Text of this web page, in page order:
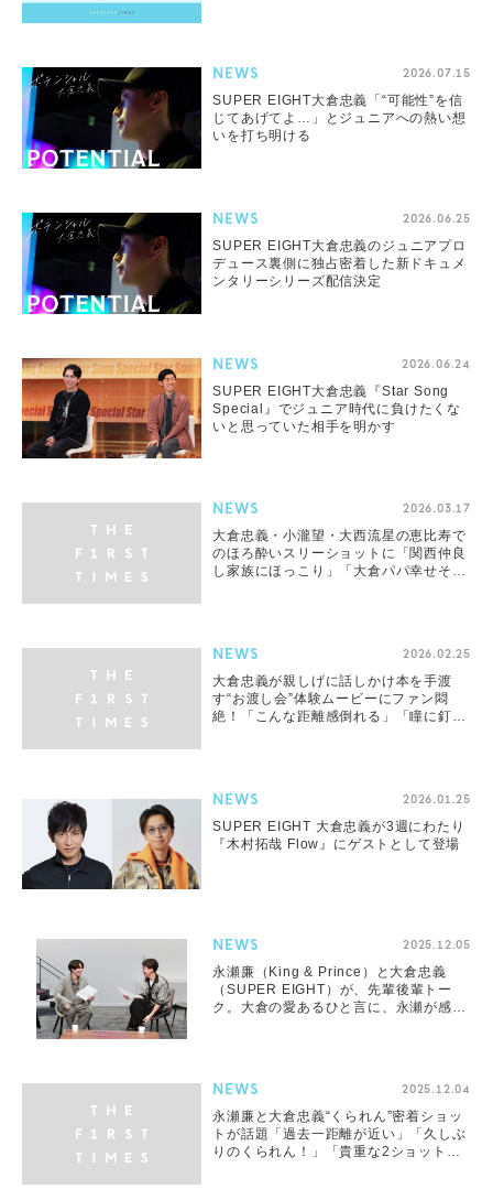
NEWS 2026.07.15
SUPER EIGHT⼤倉忠義「“可能性”を信
じてあげてよ…」とジュニアへの熱い想
いを打ち明ける
NEWS 2026.06.25
SUPER EIGHT⼤倉忠義のジュニアプロ
デュース裏側に独占密着した新ドキュメ
ンタリーシリーズ配信決定
NEWS 2026.06.24
SUPER EIGHT大倉忠義『Star Song
Special』でジュニア時代に負けたくな
いと思っていた相手を明かす
NEWS 2026.03.17
大倉忠義・小瀧望・大西流星の恵比寿で
のほろ酔いスリーショットに「関西仲良
し家族にほっこり」「大倉パパ幸せそ
NEWS 2026.02.25
大倉忠義が親しげに話しかけ本を手渡
す“お渡し会”体験ムービーにファン悶
絶！「こんな距離感倒れる」「瞳に釘付
NEWS 2026.01.25
SUPER EIGHT 大倉忠義が3週にわたり
『木村拓哉 Flow』にゲストとして登場
NEWS 2025.12.05
永瀬廉（King & Prince）と大倉忠義
（SUPER EIGHT）が、先輩後輩トー
ク。大倉の愛あるひと言に、永瀬が感無
NEWS 2025.12.04
永瀬廉と大倉忠義“くられん”密着ショッ
トが話題「過去一距離が近い」「久しぶ
りのくられん！」「貴重な2ショット」